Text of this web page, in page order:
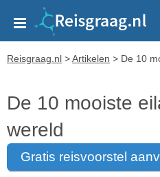
Reisgraag.nl >Artikelen > De 10
De 10 mooiste
wereld
gratis reisvoorstel